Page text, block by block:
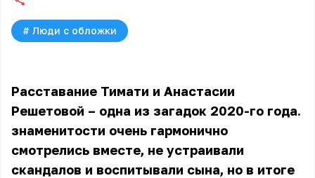
# Люди с обложки
Расставание Тимати и Анастасии
Решетовой – одна из загадок 2020-го года.
знаменитости очень гармонично
смотрелись вместе, не устраивали
скандалов и воспитывали сына, но в итоге